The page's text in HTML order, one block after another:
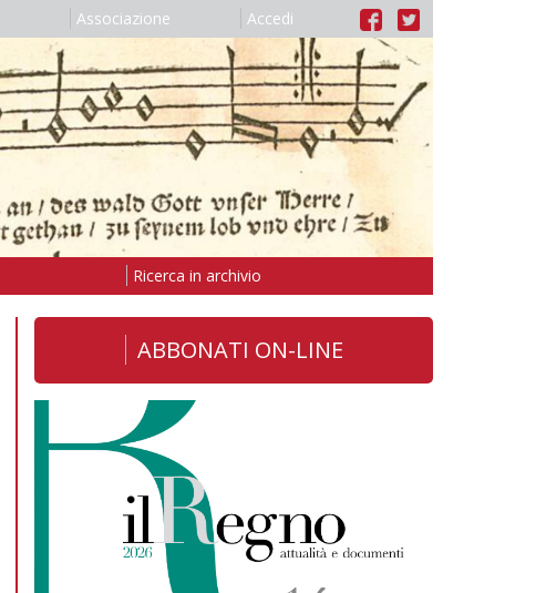
Associazione Accedi
Ricerca in archivio
ABBONATI ON-LINE